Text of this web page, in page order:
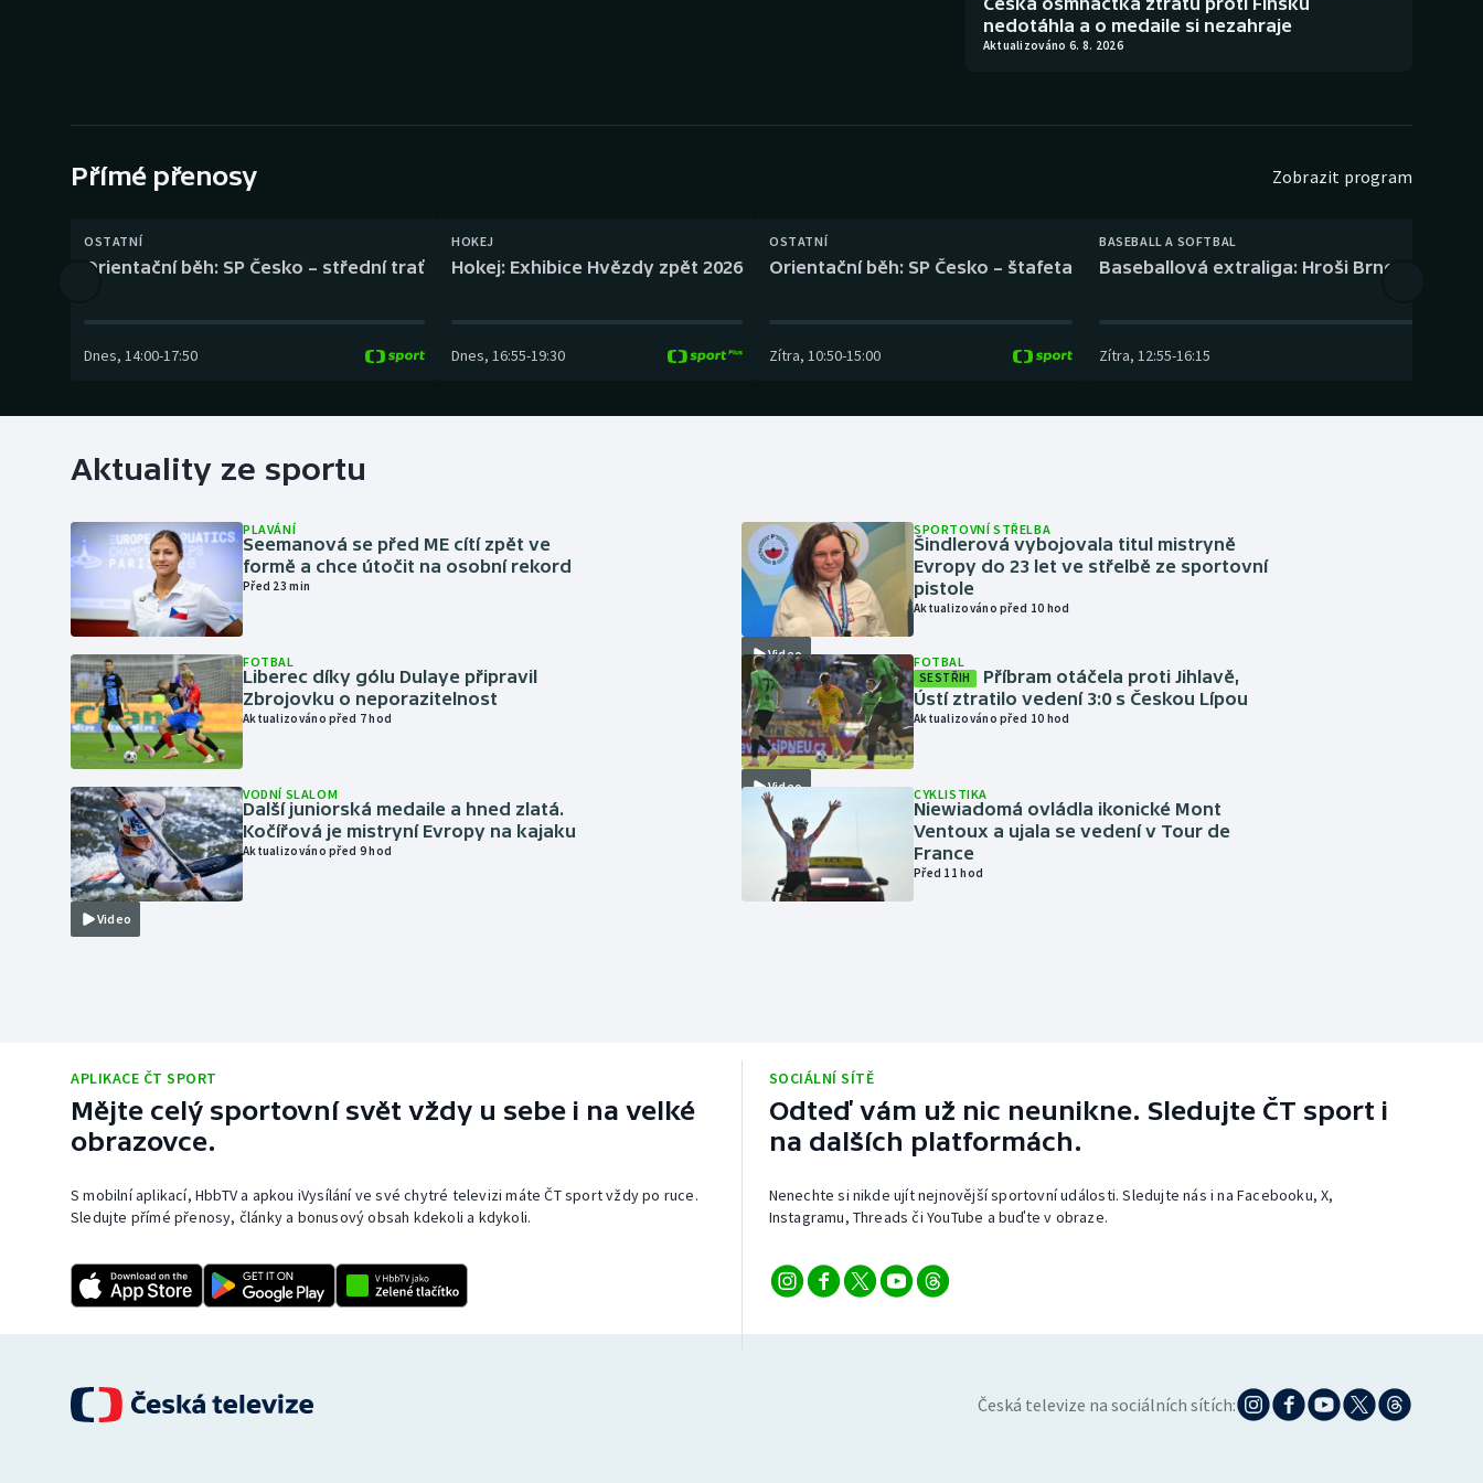
Gymnastika Plážový volejbal
nedotáhla a o medaile si nezahraje
Aktualizováno 6. 8. 2026
Přímé přenosy Zobrazit program
OSTATNÍ
Orientační běh: SP Česko – střední trať
Dnes, 14:00-17:50
HOKEJ
Hokej: Exhibice Hvězdy zpět 2026
Dnes, 16:55-19:30
OSTATNÍ
Orientační běh: SP Česko – štafeta
Zítra, 10:50-15:00
BASEBALL A SOFTBAL
Baseballová extraliga: Hroši Brno – Eagles
Zítra, 12:55-16:15
Aktuality ze sportu
PLAVÁNÍ
Seemanová se před ME cítí zpět ve
formě a chce útočit na osobní rekord
Před 23 min
FOTBAL
Liberec díky gólu Dulaye připravil
Zbrojovku o neporazitelnost
Aktualizováno před 7 hod
Video
VODNÍ SLALOM
Další juniorská medaile a hned zlatá.
Kočířová je mistryní Evropy na kajaku
Aktualizováno před 9 hod
Video
SPORTOVNÍ STŘELBA
Šindlerová vybojovala titul mistryně
Evropy do 23 let ve střelbě ze sportovní
pistole
Aktualizováno před 10 hod
Video
FOTBAL
SESTŘIH
Příbram otáčela proti Jihlavě,
Ústí ztratilo vedení 3:0 s Českou Lípou
Aktualizováno před 10 hod
CYKLISTIKA
Niewiadomá ovládla ikonické Mont
Ventoux a ujala se vedení v Tour de
France
Před 11 hod
APLIKACE ČT SPORT
Mějte celý sportovní svět vždy u sebe i na velké
obrazovce.
S mobilní aplikací, HbbTV a apkou iVysílání ve své chytré televizi máte ČT sport vždy po ruce.
Sledujte přímé přenosy, články a bonusový obsah kdekoli a kdykoli.
SOCIÁLNÍ SÍTĚ
Odteď vám už nic neunikne. Sledujte ČT sport i
na dalších platformách.
Nenechte si nikde ujít nejnovější sportovní události. Sledujte nás i na Facebooku, X,
Instagramu, Threads či YouTube a buďte v obraze.
Česká televize na sociálních sítích: